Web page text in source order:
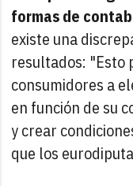
formas de
existe una
resultados: "Esto
consumidores a
en función de su
y crear
que los